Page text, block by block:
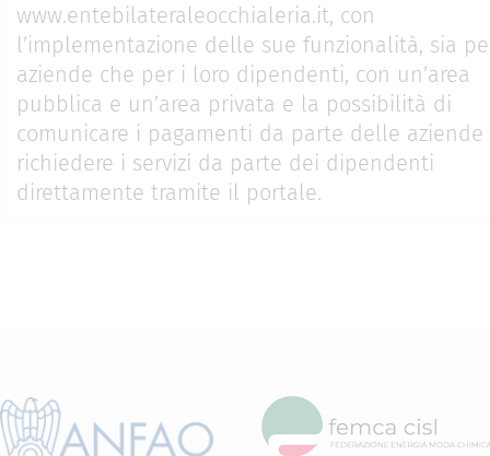
www.entebilateraleocchialeria.it, con
l’implementazione delle sue funzionalità, sia
aziende che per i loro dipendenti, con un’area
pubblica e un’area privata e la possibilità di
comunicare i pagamenti da parte delle aziende
richiedere i servizi da parte dei dipendenti
direttamente tramite il portale.